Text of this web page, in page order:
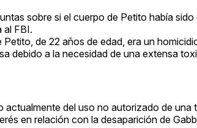
sobre si el cuerpo de Petito había
al FBI.
de 22 años de edad, era un
debido a la necesidad de una extensa
actualmente del uso no autorizado de
en relación con la desaparición de